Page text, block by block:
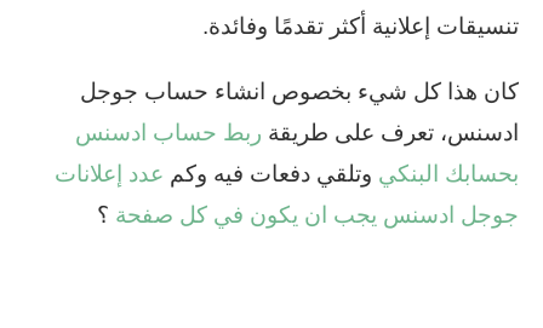
تنسيقات إعلانية أكثر تقدمًا وفائدة.
كان هذا كل شيء بخصوص انشاء حساب جوجل
ادسنس، تعرف على طريقة ربط حساب ادسنس
بحسابك البنكي وتلقي دفعات فيه وكم عدد إعلانات
جوجل ادسنس يجب ان يكون في كل صفحة ؟